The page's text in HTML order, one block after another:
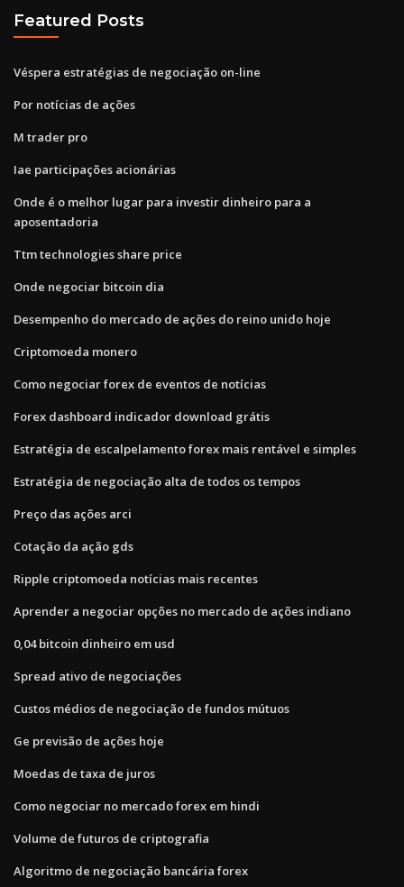
Featured Posts
Véspera estratégias de negociação on-line
Por notícias de ações
M trader pro
Iae participações acionárias
Onde é o melhor lugar para investir dinheiro para a
aposentadoria
Ttm technologies share price
Onde negociar bitcoin dia
Desempenho do mercado de ações do reino unido hoje
Criptomoeda monero
Como negociar forex de eventos de notícias
Forex dashboard indicador download grátis
Estratégia de escalpelamento forex mais rentável e simples
Estratégia de negociação alta de todos os tempos
Preço das ações arci
Cotação da ação gds
Ripple criptomoeda notícias mais recentes
Aprender a negociar opções no mercado de ações indiano
0,04 bitcoin dinheiro em usd
Spread ativo de negociações
Custos médios de negociação de fundos mútuos
Ge previsão de ações hoje
Moedas de taxa de juros
Como negociar no mercado forex em hindi
Volume de futuros de criptografia
Algoritmo de negociação bancária forex